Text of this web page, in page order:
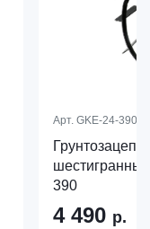
Арт. GKE-24-390
390
4 490 р.